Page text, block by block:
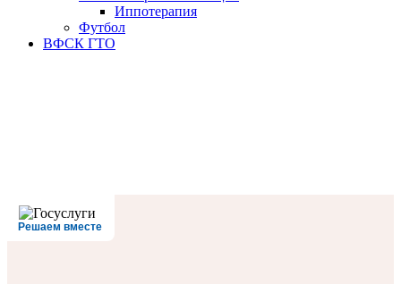
Иппотерапия
Футбол
ВФСК ГТО
Решаем вместе